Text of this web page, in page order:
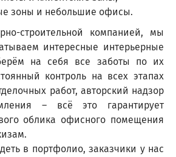
зоны и небольшие офисы.
строительной компанией, мы
интересные интерьерные
на себя все заботы по их
контроль на всех этапах
работ, авторский надзор
– всё это гарантирует
облика офисного помещения
в портфолио, заказчики у нас